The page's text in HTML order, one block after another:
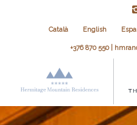
Català English
+376 870 550 |